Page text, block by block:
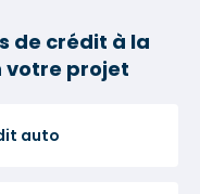
de crédit à la
votre projet
auto